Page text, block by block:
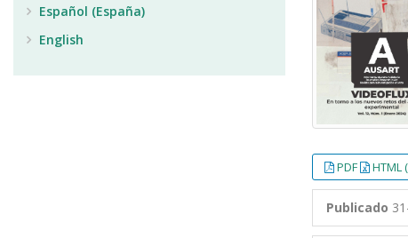
PDF HTML
Publicado
Español (España)
English